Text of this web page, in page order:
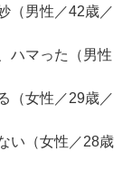
（男性／42歳／
ハマった（男性
（女性／29歳／
い（女性／28歳